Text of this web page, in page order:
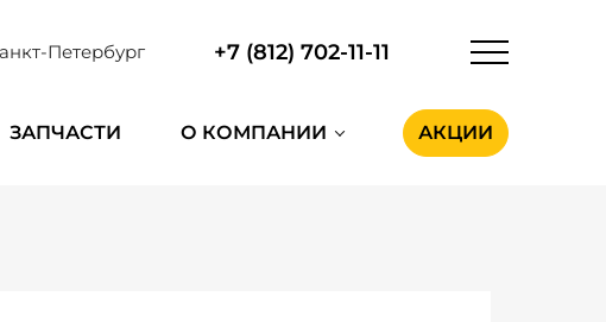
Петербург +7 (812) 702-11-11
ЗАПЧАСТИ О КОМПАНИИ АКЦИИ